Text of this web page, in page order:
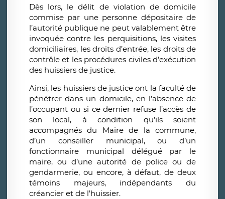
Dès lors, le délit de violation de domicile
commise par une personne dépositaire de
l’autorité publique ne peut valablement être
invoquée contre les perquisitions, les visites
domiciliaires, les droits d’entrée, les droits de
contrôle et les procédures civiles d’exécution
des huissiers de justice.
Ainsi, les huissiers de justice ont la faculté de
pénétrer dans un domicile, en l’absence de
l’occupant ou si ce dernier refuse l’accès de
son local, à condition qu’ils soient
accompagnés du Maire de la commune,
d’un conseiller municipal, ou d’un
fonctionnaire municipal délégué par le
maire, ou d’une autorité de police ou de
gendarmerie, ou encore, à défaut, de deux
témoins majeurs, indépendants du
créancier et de l’huissier.